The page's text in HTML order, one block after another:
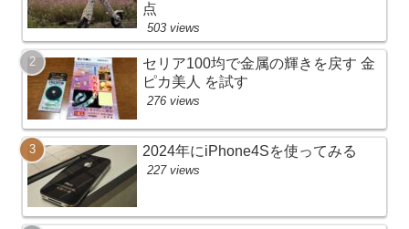
点
503 views
セリア100均で金属の輝きを戻す 金
ピカ美人 を試す
276 views
2024年にiPhone4Sを使ってみる
227 views